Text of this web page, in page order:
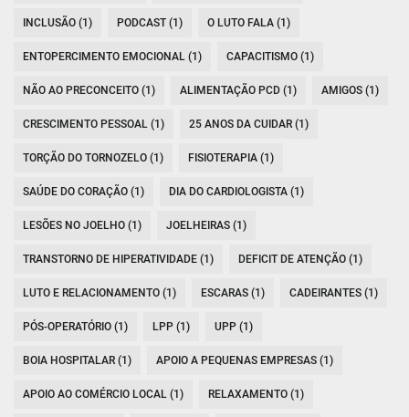
INCLUSÃO (1) PODCAST (1) O LUTO FALA (1)
ENTOPERCIMENTO EMOCIONAL (1) CAPACITISMO (1)
NÃO AO PRECONCEITO (1) ALIMENTAÇÃO PCD (1) AMIGOS (1)
CRESCIMENTO PESSOAL (1) 25 ANOS DA CUIDAR (1)
TORÇÃO DO TORNOZELO (1) FISIOTERAPIA (1)
SAÚDE DO CORAÇÃO (1) DIA DO CARDIOLOGISTA (1)
LESÕES NO JOELHO (1) JOELHEIRAS (1)
TRANSTORNO DE HIPERATIVIDADE (1) DEFICIT DE ATENÇÃO (1)
LUTO E RELACIONAMENTO (1) ESCARAS (1) CADEIRANTES (1)
PÓS-OPERATÓRIO (1) LPP (1) UPP (1)
BOIA HOSPITALAR (1) APOIO A PEQUENAS EMPRESAS (1)
APOIO AO COMÉRCIO LOCAL (1) RELAXAMENTO (1)